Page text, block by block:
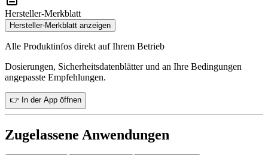
Hersteller-Merkblatt
Hersteller-Merkblatt anzeigen
Alle Produktinfos direkt auf Ihrem Betrieb
Dosierungen, Sicherheitsdatenblätter und an Ihre Bedingungen
angepasste Empfehlungen.
👉 In der App öffnen
Zugelassene Anwendungen